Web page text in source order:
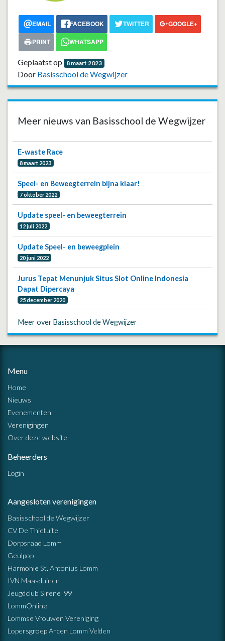
EMAIL FACEBOOK TWITTER
GOOGLE+
PRINT
WHATSAPP
Geplaatst op 8 maart 2023
Door Basisschool de Wegwijzer
Meer nieuws van Basisschool de Wegwijzer
E-waste Race
8 maart 2023
Speel- en Beweegterrein bijna klaar!
7 oktober 2022
Update speel- en beweegterrein
12 juli 2022
Update Speel- en beweegplein
20 juni 2022
Jurus Tepat Menunjuk Situs Slot Online Indonesia
Dapat Dipercaya
25 december 2020
Meer over Basisschool de Wegwijzer
Menu
Home
Nieuws
Evenementen
Verenigingen
Over deze website
Beheerders
Login
Aangesloten verenigingen
Basisschool de Wegwijzer
CV De Thietuite
Dorpsraad Lomm
Geulpop
Harmonie St. Antonius Lomm
IVN Maasduinen
Jeugdclub Sirene ’99
LommOnline
Lommse Vrouwen Vereniging
Lopersgroep Arcen Lomm Velden